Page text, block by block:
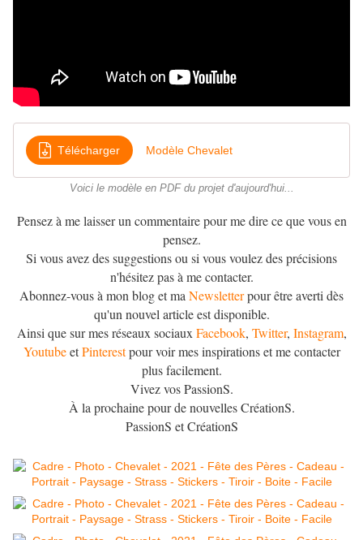
Télécharger Modèle Chevalet
Voici le modèle en PDF du projet d'aujourd'hui...
Pensez à me laisser un commentaire pour me dire ce que vous en
pensez.
Si vous avez des suggestions ou si vous voulez des précisions
n'hésitez pas à me contacter.
Abonnez-vous à mon blog et ma Newsletterpour être averti dès
qu'un nouvel article est disponible.
Ainsi que sur mes réseaux sociaux Facebook, Twitter, Instagram,
YoutubeetPinterestpour voir mes inspirations et me contacter
plus facilement.
Vivez vos PassionS.
À la prochaine pour de nouvelles CréationS.
PassionS et CréationS